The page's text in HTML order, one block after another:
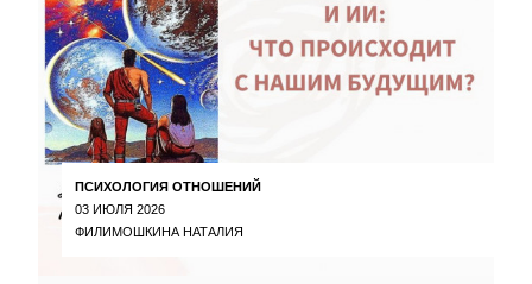
ПСИХОЛОГИЯ ОТНОШЕНИЙ
03 ИЮЛЯ 2026
ФИЛИМОШКИНА НАТАЛИЯ